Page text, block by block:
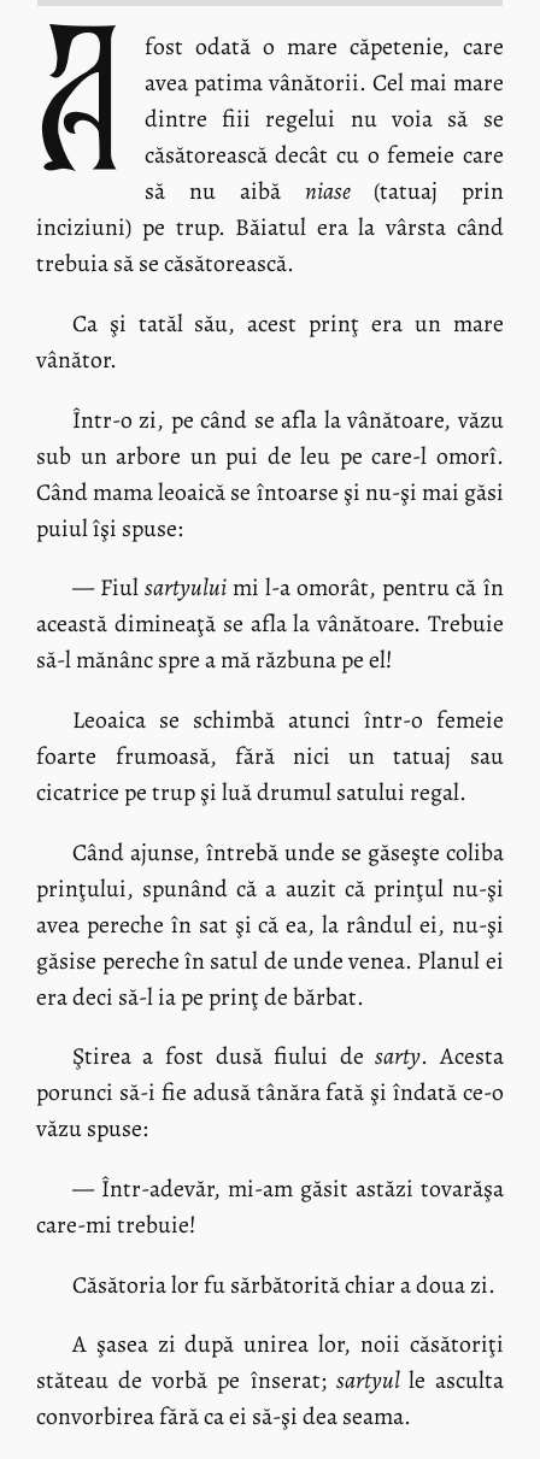
A
fost odată o mare căpetenie, care
avea patima vânătorii. Cel mai mare
dintre fiii regelui nu voia să se
căsătorească decât cu o femeie care
să nu aibă niase (tatuaj prin
inciziuni) pe trup. Băiatul era la vârsta când
trebuia să se căsătorească.
Ca şi tatăl său, acest prinţ era un mare
vânător.
Într-o zi, pe când se afla la vânătoare, văzu
sub un arbore un pui de leu pe care-l omorî.
Când mama leoaică se întoarse şi nu-şi mai găsi
puiul îşi spuse:
— Fiulsartyuluimi l-a omorât, pentru că în
această dimineaţă se afla la vânătoare. Trebuie
să-l mănânc spre a mă răzbuna pe el!
Leoaica se schimbă atunci într-o femeie
foarte frumoasă, fără nici un tatuaj sau
cicatrice pe trup şi luă drumul satului regal.
Când ajunse, întrebă unde se găseşte coliba
prinţului, spunând că a auzit că prinţul nu-şi
avea pereche în sat şi că ea, la rândul ei, nu-şi
găsise pereche în satul de unde venea. Planul ei
era deci să-l ia pe prinţ de bărbat.
Ştirea a fost dusă fiului desarty. Acesta
porunci să-i fie adusă tânăra fată şi îndată ce-o
văzu spuse:
— Într-adevăr, mi-am găsit astăzi tovarăşa
care-mi trebuie!
Căsătoria lor fu sărbătorită chiar a doua zi.
A şasea zi după unirea lor, noii căsătoriţi
stăteau de vorbă pe înserat; sartyul le asculta
convorbirea fără ca ei să-şi dea seama.